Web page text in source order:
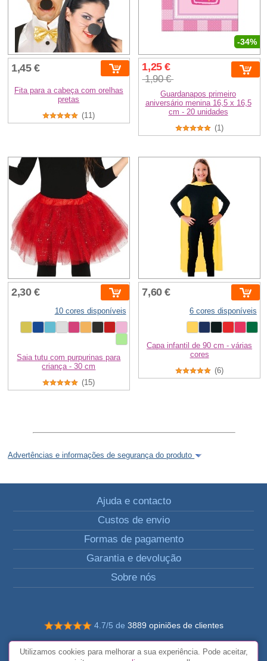
1,45 €
Fita para a cabeça com orelhas
pretas
(11)
-34%
1,25 €
1,90 €
Guardanapos primeiro
aniversário menina 16,5 x 16,5
cm - 20 unidades
(1)
2,30 €
10 cores disponíveis
Saia tutu com purpurinas para
criança - 30 cm
(15)
7,60 €
6 cores disponíveis
Capa infantil de 90 cm - várias
cores
(6)
Advertências e informações de segurança do produto
Ajuda e contacto
Custos de envio
Formas de pagamento
Garantia e devolução
Sobre nós
4.7/5 de 3889 opiniões de clientes
© Todos os direitos reservados FunToCome
Utilizamos cookies para melhorar a sua experiência. Pode aceitar,